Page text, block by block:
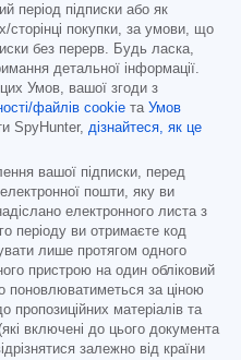
період підписки або як
сторінці покупки, за умови, що
без перерв. Будь ласка,
детальної інформації.
цих Умов, вашої згоди з
файлів cookie та Умов
SpyHunter, дізнайтеся, як це
вашої підписки, перед
пошти, яку ви
електронного листа з
періоду ви отримаєте код
лише протягом одного
пристрою на один обліковий
поновлюватиметься за ціною
пропозиційних матеріалів та
включені до цього документа
залежно від країни